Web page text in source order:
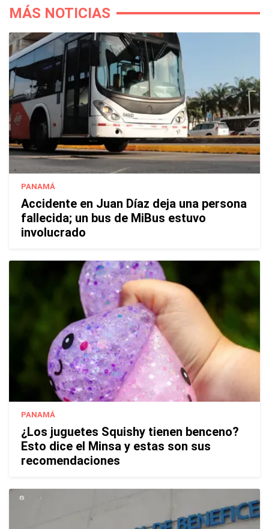
MÁS NOTICIAS
PANAMÁ
Accidente en Juan Díaz deja una persona
fallecida; un bus de MiBus estuvo
involucrado
PANAMÁ
¿Los juguetes Squishy tienen benceno?
Esto dice el Minsa y estas son sus
recomendaciones